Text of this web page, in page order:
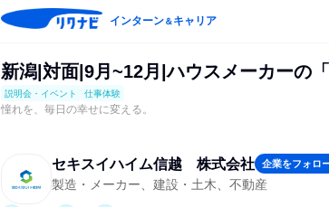
インターン＆キャリア
新潟|対面|9月~12月|ハウスメーカーの
説明会・イベント 仕事体験
憧れを、毎日の幸せに変える。
セキスイハイム信越 株式会社 企業をフォロ
製造・メーカー、建設・土木、不動産